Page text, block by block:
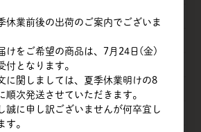
休業前後の出荷のご案内でございま
けをご希望の商品は、7月24日(金)
付となります。
に関しましては、夏季休業明けの8
順次発送させていただきます。
誠に申し訳ございませんが何卒宜し
す。